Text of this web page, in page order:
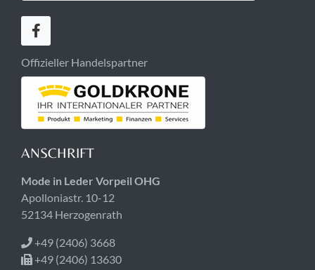
Offizieller Handelspartner
ANSCHRIFT
Mode in Leder Vorpeil OHG
Apolloniastr. 10-12
52134 Herzogenrath
+49 (2406) 3668
+49 (2406) 13630